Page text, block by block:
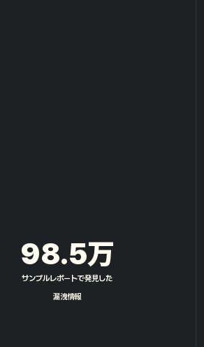
98.5万
サンプルレポートで発見した
漏洩情報​